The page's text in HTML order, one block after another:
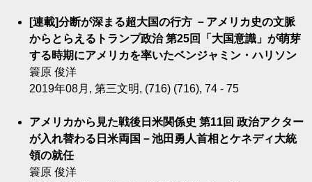
[連載]分断が深まる超大国の行方 －アメリカ史の文脈
からとらえるトランプ政治 第25回「大国意識」が萌芽
する時期にアメリカを率いたベンジャミン・ハリソン
簑原 俊洋
2019年08月, 第三文明, (716) (716), 74 - 75
アメリカから見た戦後日米関係史 第11回 政治アクター
が入れ替わる日米両国－池田勇人首相とケネディ大統
領の就任
簑原 俊洋